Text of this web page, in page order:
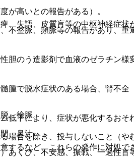
が高いとの報告がある）。
整脈、頻脈等の報告があり、重
のう造影剤で血液のゼラチン様
で脱水症状のある場合、腎不全
下により、症状が悪化するおそ
合を除き、投与しないこと（や
するなど、これらの発作に対処で
失語、皮質盲等の中枢神経症状
、徐脈。
、鼻汁。
くび、不安感、振戦、一過性盲